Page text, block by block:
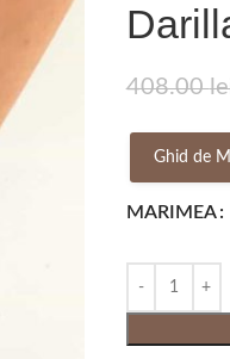
408.00
Ghid de
MARIMEA